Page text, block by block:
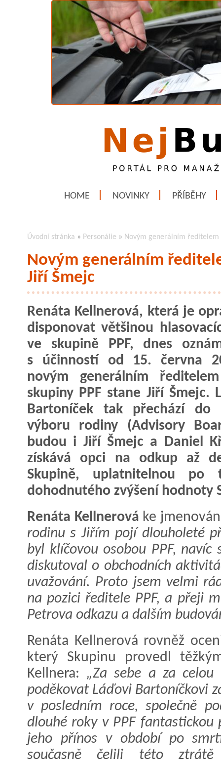
HOME NOVINKY PŘÍBĚHY
Úvodní stránka » Personálie » Novým generálním ředitelem
Novým generálním
Jiří Šmejc
Renáta Kellnerová, která je
disponovat většinou
ve skupině PPF, dnes
s účinností od 15. června
novým generálním ředitelem
skupiny PPF stane Jiří Šmejc.
Bartoníček tak přechází do
výboru rodiny (Advisory
budou i Jiří Šmejc a Daniel
získává opci na odkup až
Skupině, uplatnitelnou
dohodnutého zvýšení hodnoty
Renáta Kellnerová ke
rodinu s Jiřím pojí dlouholeté
byl klíčovou osobou PPF,
diskutoval o obchodních
uvažování. Proto jsem velmi
na pozici ředitele PPF, a přeji
Petrova odkazu a dalším
Renáta Kellnerová rovněž
který Skupinu provedl
Kellnera: „Za sebe a za
poděkovat Láďovi Bartoníčkovi
v posledním roce, společně
dlouhé roky v PPF
jeho přínos v období po
současně čelili této